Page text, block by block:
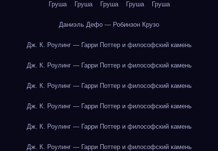
Груша Груша Груша Груша Груша
Даниэль Дефо — Робинзон Крузо
Дж. К. Роулинг — Гарри Поттер и философский камень
Дж. К. Роулинг — Гарри Поттер и философский камень
Дж. К. Роулинг — Гарри Поттер и философский камень
Дж. К. Роулинг — Гарри Поттер и философский камень
Дж. К. Роулинг — Гарри Поттер и философский камень
Дж. К. Роулинг — Гарри Поттер и философский камень